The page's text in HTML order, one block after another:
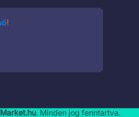
. Minden jog fenntartva.